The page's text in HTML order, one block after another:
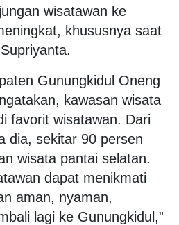
wisatawan ke
khususnya saat
Gunungkidul Oneng
kawasan wisata
favorit wisatawan. Dari
dia, sekitar 90 persen
wisata pantai selatan.
dapat menikmati
aman, nyaman,
lagi ke Gunungkidul,”